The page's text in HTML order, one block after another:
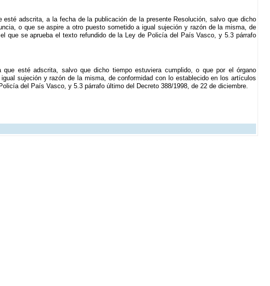
adscrita, a la fecha de la publicación de la presente Resolución, salvo que dicho
o que se aspire a otro puesto sometido a igual sujeción y razón de la misma, de
que se aprueba el texto refundido de la Ley de Policía del País Vasco, y 5.3 párrafo
esté adscrita, salvo que dicho tiempo estuviera cumplido, o que por el órgano
sujeción y razón de la misma, de conformidad con lo establecido en los artículos
del País Vasco, y 5.3 párrafo último del Decreto 388/1998, de 22 de diciembre.